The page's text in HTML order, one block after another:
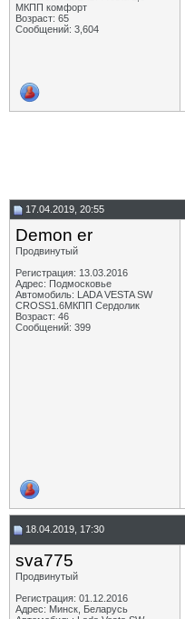
МКПП комфорт
Возраст: 65
Сообщений: 3,604
17.04.2019, 20:55
Demon er
Продвинутый
Регистрация: 13.03.2016
Адрес: Подмосковье
Автомобиль: LADA VESTA SW
CROSS1.6МКПП Сердолик
Возраст: 46
Сообщений: 399
18.04.2019, 17:30
sva775
Продвинутый
Регистрация: 01.12.2016
Адрес: Минск, Беларусь